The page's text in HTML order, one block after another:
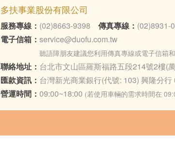
多扶事業股份有限公司
服務專線： (02)8663-9398 傳真專線： (02)8931-
電子信箱： service@duofu.com.tw
聽語障朋友建議您利用傳真專線或電子信箱
聯絡地址： 台北市文山區羅斯福路五段214號2樓(
匯款資訊： 台灣新光商業銀行(代號: 103) 興隆分
營運時間： 09:00~18:00 (若使用車輛的需求時間在